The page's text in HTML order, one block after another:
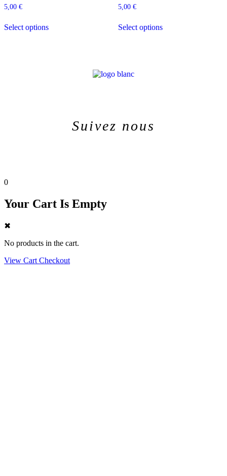
5,00 €
Select options
5,00 €
Select options
Suivez nous
0
Your Cart Is Empty
✖
No products in the cart.
View Cart Checkout